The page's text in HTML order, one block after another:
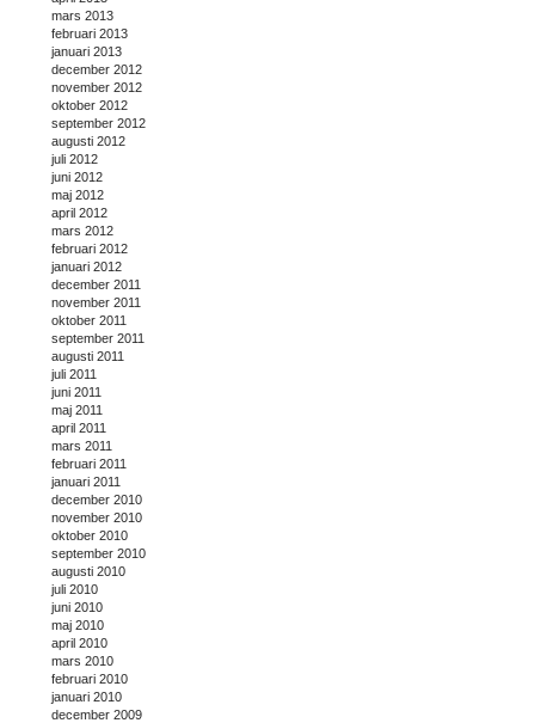
mars 2013
februari 2013
januari 2013
december 2012
november 2012
oktober 2012
september 2012
augusti 2012
juli 2012
juni 2012
maj 2012
april 2012
mars 2012
februari 2012
januari 2012
december 2011
november 2011
oktober 2011
september 2011
augusti 2011
juli 2011
juni 2011
maj 2011
april 2011
mars 2011
februari 2011
januari 2011
december 2010
november 2010
oktober 2010
september 2010
augusti 2010
juli 2010
juni 2010
maj 2010
april 2010
mars 2010
februari 2010
januari 2010
december 2009